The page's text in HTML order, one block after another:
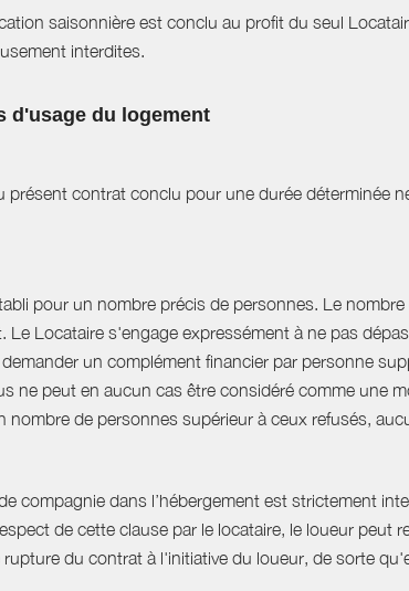
saisonnière est conclu au profit du seul
interdites.
d'usage du logement
présent contrat conclu pour une durée déterminée
pour un nombre précis de personnes. Le
Le Locataire s'engage expressément à ne pas
un complément financier par personne
ne peut en aucun cas être considéré comme une
nombre de personnes supérieur à ceux refusés,
compagnie dans l’hébergement est strictement
de cette clause par le locataire, le loueur
du contrat à l'initiative du loueur, de sorte